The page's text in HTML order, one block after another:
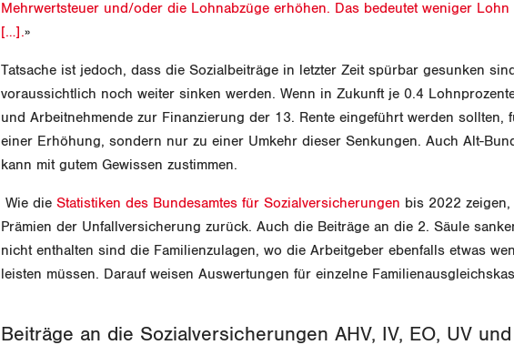
Mehrwertsteuer und/oder die Lohnabzüge erhöhen. Das bedeutet weniger Lohn
[…].»
Tatsache ist jedoch, dass die Sozialbeiträge in letzter Zeit spürbar gesunken
voraussichtlich noch weiter sinken werden. Wenn in Zukunft je 0.4
und Arbeitnehmende zur Finanzierung der 13. Rente eingeführt werden sollten,
einer Erhöhung, sondern nur zu einer Umkehr dieser Senkungen. Auch Alt-
kann mit gutem Gewissen zustimmen.
Wie die Statistiken des Bundesamtes für Sozialversicherungen bis 2022
Prämien der Unfallversicherung zurück. Auch die Beiträge an die 2. Säule
nicht enthalten sind die Familienzulagen, wo die Arbeitgeber ebenfalls etwas
leisten müssen. Darauf weisen Auswertungen für einzelne
Beiträge an die Sozialversicherungen AHV, IV, EO, UV